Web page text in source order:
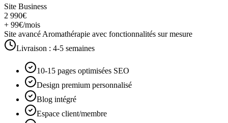
Site Business
2 990€
+ 99€/mois
Site avancé Aromathérapie avec fonctionnalités sur mesure
Livraison : 4-5 semaines
10-15 pages optimisées SEO
Design premium personnalisé
Blog intégré
Espace client/membre